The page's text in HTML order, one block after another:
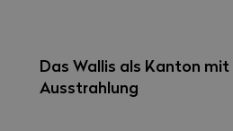
Das Wallis als Kanton
Ausstrahlung